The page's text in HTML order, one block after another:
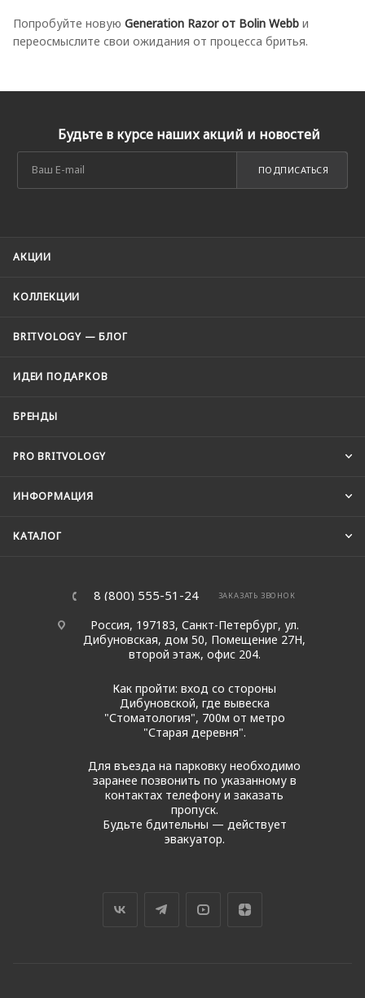
Попробуйте новую Generation Razor от Bolin Webb и
переосмыслите свои ожидания от процесса бритья.
Будьте в курсе наших акций и новостей
ПОДПИСАТЬСЯ
АКЦИИ
КОЛЛЕКЦИИ
BRITVOLOGY — БЛОГ
ИДЕИ ПОДАРКОВ
БРЕНДЫ
PRO BRITVOLOGY
ИНФОРМАЦИЯ
КАТАЛОГ
8 (800) 555-51-24 ЗАКАЗАТЬ ЗВОНОК
Россия, 197183, Санкт-Петербург, ул.
Дибуновская, дом 50, Помещение 27Н,
второй этаж, офис 204.
Как пройти: вход со стороны
Дибуновской, где вывеска
"Стоматология", 700м от метро
"Старая деревня".
Для въезда на парковку необходимо
заранее позвонить по указанному в
контактах телефону и заказать
пропуск.
Будьте бдительны — действует
эвакуатор.